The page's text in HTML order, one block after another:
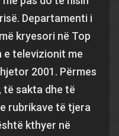
Departamenti i
kryesori në Top
e televizionit me
2001. Përmes
sakta dhe të
rubrikave të tjera
kthyer në